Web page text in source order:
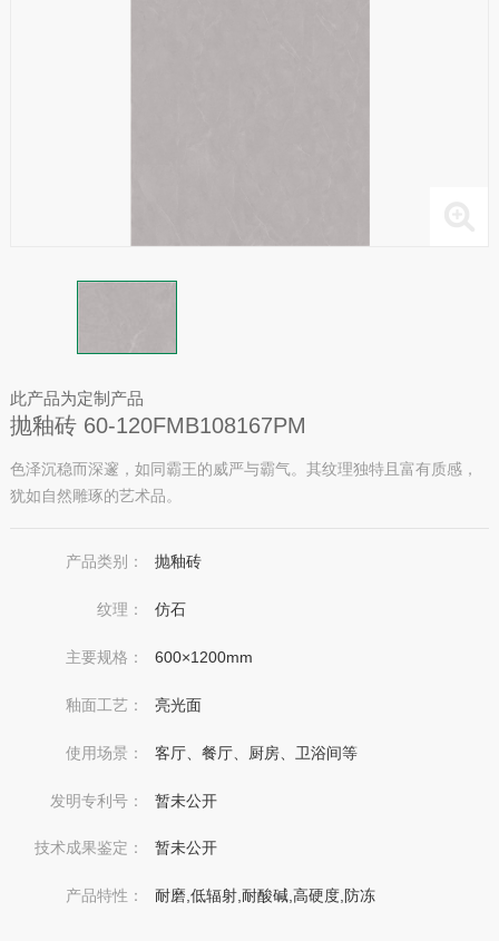
此产品为定制产品
抛釉砖 60-120FMB108167PM
色泽沉稳而深邃，如同霸王的威严与霸气。其纹理独特且富有质感，
犹如自然雕琢的艺术品。
产品类别： 抛釉砖
纹理： 仿石
主要规格： 600×1200mm
釉面工艺： 亮光面
使用场景： 客厅、餐厅、厨房、卫浴间等
发明专利号： 暂未公开
技术成果鉴定： 暂未公开
产品特性： 耐磨,低辐射,耐酸碱,高硬度,防冻